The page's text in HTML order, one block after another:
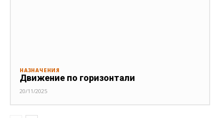
НАЗНАЧЕНИЯ
Движение по горизонтали
20/11/2025